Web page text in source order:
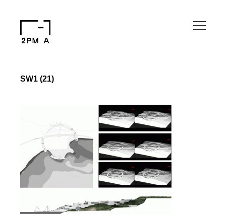
SW1 (21)